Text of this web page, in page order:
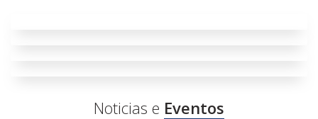
Noticias e Eventos